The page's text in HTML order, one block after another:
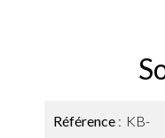
Référence
KB-